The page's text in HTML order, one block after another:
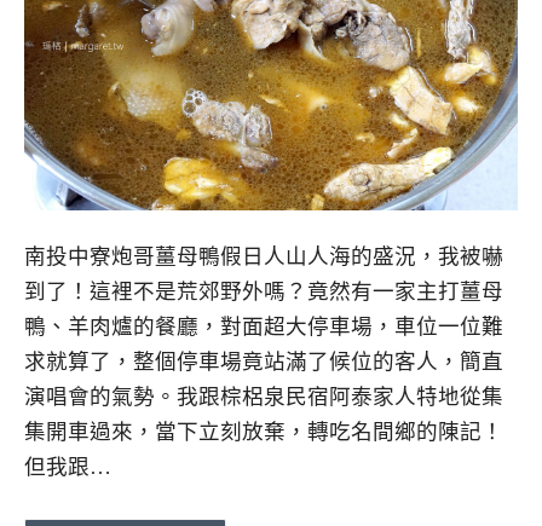
南投中寮炮哥薑母鴨假日人山人海的盛況，我被嚇
到了！這裡不是荒郊野外嗎？竟然有一家主打薑母
鴨、羊肉爐的餐廳，對面超大停車場，車位一位難
求就算了，整個停車場竟站滿了候位的客人，簡直
演唱會的氣勢。我跟棕梠泉民宿阿泰家人特地從集
集開車過來，當下立刻放棄，轉吃名間鄉的陳記！
但我跟…